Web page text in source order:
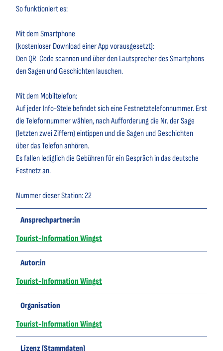
So funktioniert es:
Mit dem Smartphone
(kostenloser Download einer App vorausgesetzt):
Den QR-Code scannen und über den Lautsprecher des Smartphons
den Sagen und Geschichten lauschen.
Mit dem Mobiltelefon:
Auf jeder Info-Stele befindet sich eine Festnetztelefonnummer. Erst
die Telefonnummer wählen, nach Aufforderung die Nr. der Sage
(letzten zwei Ziffern) eintippen und die Sagen und Geschichten
über das Telefon anhören.
Es fallen lediglich die Gebühren für ein Gespräch in das deutsche
Festnetz an.
Nummer dieser Station: 22
Ansprechpartner:in
Tourist-Information Wingst
Autor:in
Tourist-Information Wingst
Organisation
Tourist-Information Wingst
Lizenz (Stammdaten)